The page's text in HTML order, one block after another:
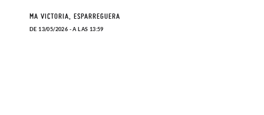
MA VICTORIA, ESPARREGUERA
DE 13/05/2026 - A LAS 13:59